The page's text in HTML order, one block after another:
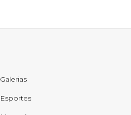
Galerias
Esportes